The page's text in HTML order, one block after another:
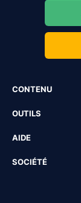
CONTENU
OUTILS
AIDE
SOCIÉTÉ